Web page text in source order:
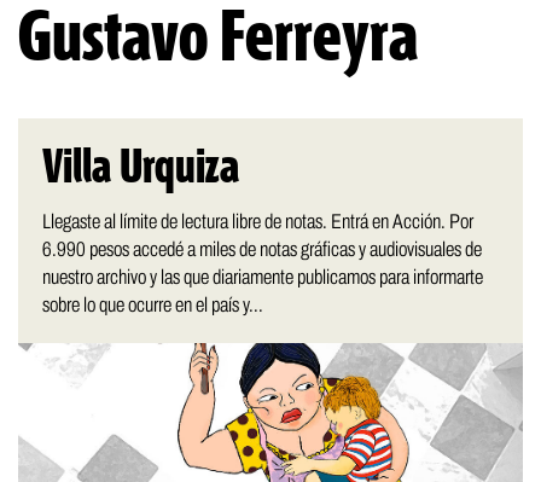
Gustavo Ferreyra
Villa Urquiza
Llegaste al límite de lectura libre de notas. Entrá en Acción. Por
6.990 pesos accedé a miles de notas gráficas y audiovisuales de
nuestro archivo y las que diariamente publicamos para informarte
sobre lo que ocurre en el país y...